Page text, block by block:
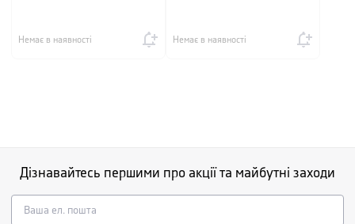
Немає в наявності Немає в наявності
Дізнавайтесь першими про акції та майбутні заходи